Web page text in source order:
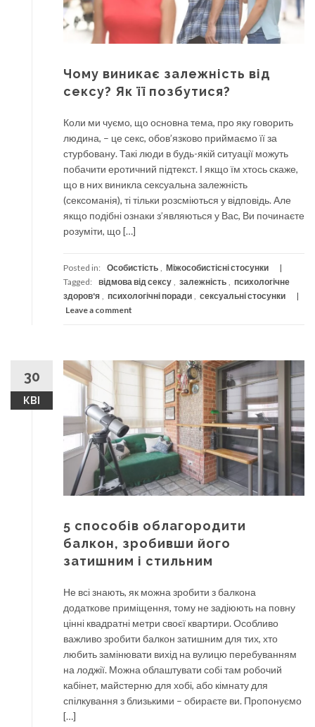
Чому виникає залежність від
сексу? Як її позбутися?
Коли ми чуємо, що основна тема, про яку говорить
людина, – це секс, обов’язково приймаємо її за
стурбовану. Такі люди в будь-якій ситуації можуть
побачити еротичний підтекст. І якщо їм хтось скаже,
що в них виникла сексуальна залежність
(сексоманія), ті тільки розсміються у відповідь. Але
якщо подібні ознаки з’являються у Вас, Ви починаєте
розуміти, що […]
Posted in: Особистість , Міжособистісні стосунки
Tagged:
відмова від сексу , залежність , психологічне
здоров'я , психологічні поради , сексуальні стосунки
Leave a comment
30
КВІ
5 способів облагородити
балкон, зробивши його
затишним і стильним
Не всі знають, як можна зробити з балкона
додаткове приміщення, тому не задіюють на повну
цінні квадратні метри своєї квартири. Особливо
важливо зробити балкон затишним для тих, хто
любить замінювати вихід на вулицю перебуванням
на лоджії. Можна облаштувати собі там робочий
кабінет, майстерню для хобі, або кімнату для
спілкування з близькими – обираєте ви. Пропонуємо
[…]